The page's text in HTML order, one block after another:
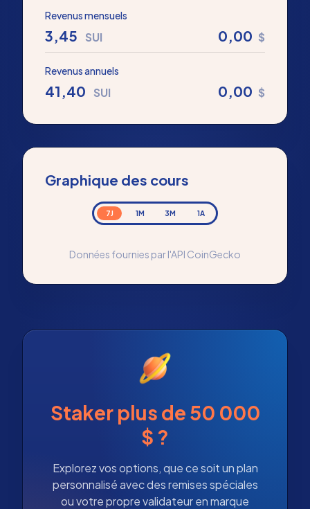
Revenus mensuels
3,45 SUI 0,00 $
Revenus annuels
41,40 SUI 0,00 $
Graphique des cours
7J 1M 3M 1A
Données fournies par l'API CoinGecko
Staker plus de 50 000
$ ?
Explorez vos options, que ce soit un plan
personnalisé avec des remises spéciales
ou votre propre validateur en marque